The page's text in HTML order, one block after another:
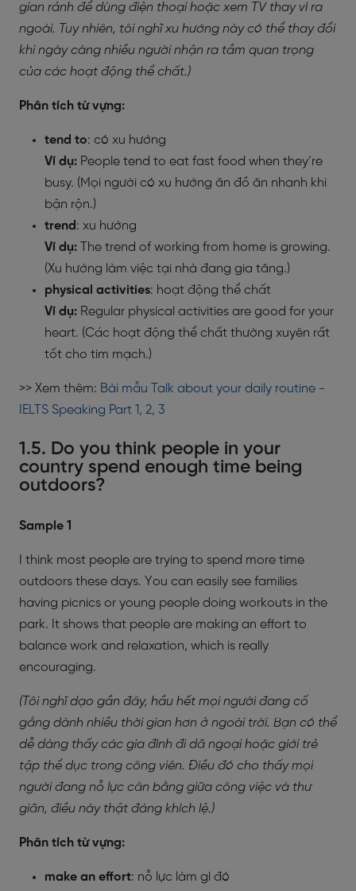
gian rảnh để dùng điện thoại hoặc xem TV thay vì ra
ngoài. Tuy nhiên, tôi nghĩ xu hướng này có thể thay đổi
khi ngày càng nhiều người nhận ra tầm quan trọng
của các hoạt động thể chất.)
Phân tích từ vựng:
tend to: có xu hướng
Ví dụ: People tend to eat fast food when they’re
busy. (Mọi người có xu hướng ăn đồ ăn nhanh khi
bận rộn.)
trend: xu hướng
Ví dụ: The trend of working from home is growing.
(Xu hướng làm việc tại nhà đang gia tăng.)
physical activities: hoạt động thể chất
Ví dụ: Regular physical activities are good for your
heart. (Các hoạt động thể chất thường xuyên rất
tốt cho tim mạch.)
>> Xem thêm: Bài mẫu Talk about your daily routine -
IELTS Speaking Part 1, 2, 3
1.5. Do you think people in your
country spend enough time being
outdoors?
Sample 1
I think most people are trying to spend more time
outdoors these days. You can easily see families
having picnics or young people doing workouts in the
park. It shows that people are making an effort to
balance work and relaxation, which is really
encouraging.
(Tôi nghĩ dạo gần đây, hầu hết mọi người đang cố
gắng dành nhiều thời gian hơn ở ngoài trời. Bạn có thể
dễ dàng thấy các gia đình đi dã ngoại hoặc giới trẻ
tập thể dục trong công viên. Điều đó cho thấy mọi
người đang nỗ lực cân bằng giữa công việc và thư
giãn, điều này thật đáng khích lệ.)
Phân tích từ vựng:
make an effort: nỗ lực làm gì đó